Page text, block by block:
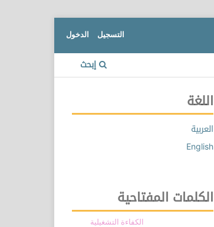
إبحث
التسجيل الدخول
اللغة
العربية
English
الكلمات المفتاحية
الكفاءة التشغيلية